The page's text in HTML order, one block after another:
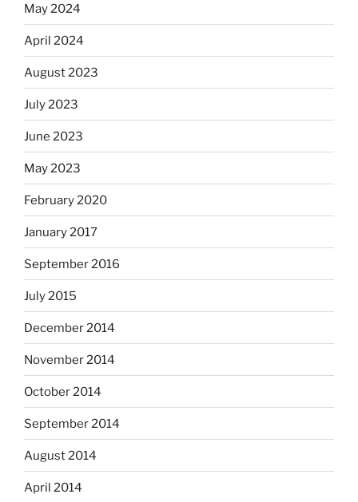
May 2024
April 2024
August 2023
July 2023
June 2023
May 2023
February 2020
January 2017
September 2016
July 2015
December 2014
November 2014
October 2014
September 2014
August 2014
April 2014